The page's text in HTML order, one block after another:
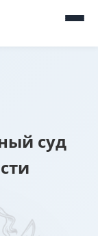
суд